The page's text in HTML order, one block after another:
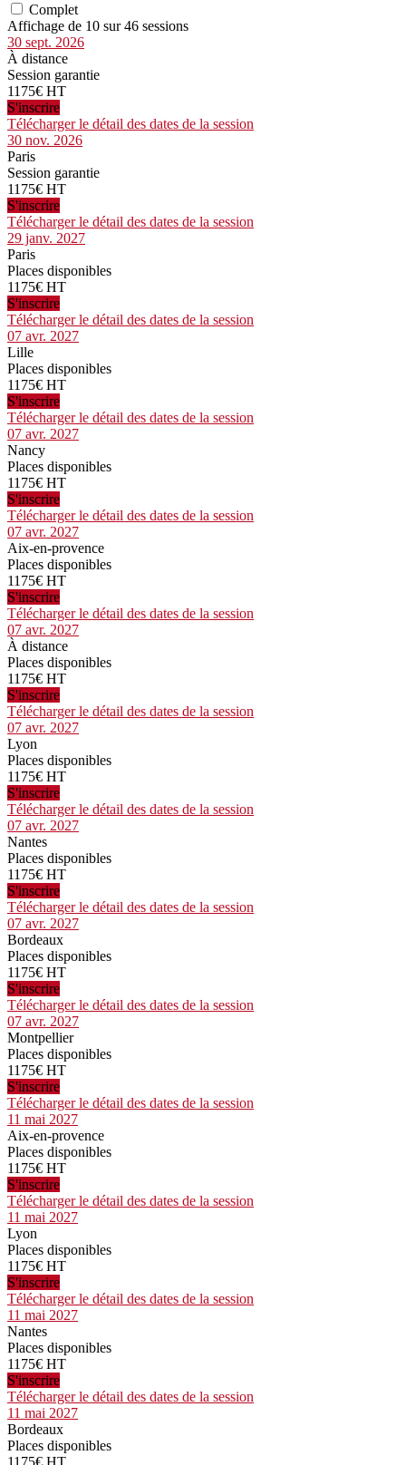
Complet
Affichage de 10 sur 46 sessions
30 sept. 2026
À distance
Session garantie
1175€ HT
S'inscrire
Télécharger le détail des dates de la session
30 nov. 2026
Paris
Session garantie
1175€ HT
S'inscrire
Télécharger le détail des dates de la session
29 janv. 2027
Paris
Places disponibles
1175€ HT
S'inscrire
Télécharger le détail des dates de la session
07 avr. 2027
Lille
Places disponibles
1175€ HT
S'inscrire
Télécharger le détail des dates de la session
07 avr. 2027
Nancy
Places disponibles
1175€ HT
S'inscrire
Télécharger le détail des dates de la session
07 avr. 2027
Aix-en-provence
Places disponibles
1175€ HT
S'inscrire
Télécharger le détail des dates de la session
07 avr. 2027
À distance
Places disponibles
1175€ HT
S'inscrire
Télécharger le détail des dates de la session
07 avr. 2027
Lyon
Places disponibles
1175€ HT
S'inscrire
Télécharger le détail des dates de la session
07 avr. 2027
Nantes
Places disponibles
1175€ HT
S'inscrire
Télécharger le détail des dates de la session
07 avr. 2027
Bordeaux
Places disponibles
1175€ HT
S'inscrire
Télécharger le détail des dates de la session
07 avr. 2027
Montpellier
Places disponibles
1175€ HT
S'inscrire
Télécharger le détail des dates de la session
11 mai 2027
Aix-en-provence
Places disponibles
1175€ HT
S'inscrire
Télécharger le détail des dates de la session
11 mai 2027
Lyon
Places disponibles
1175€ HT
S'inscrire
Télécharger le détail des dates de la session
11 mai 2027
Nantes
Places disponibles
1175€ HT
S'inscrire
Télécharger le détail des dates de la session
11 mai 2027
Bordeaux
Places disponibles
1175€ HT